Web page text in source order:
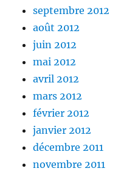
septembre 2012
août 2012
juin 2012
mai 2012
avril 2012
mars 2012
février 2012
janvier 2012
décembre 2011
novembre 2011